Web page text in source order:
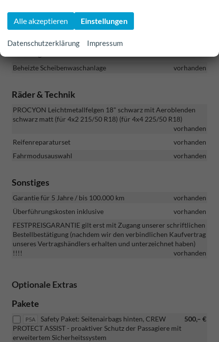
Dachträger - schwarz
Außenspiegel elektrisch verstellbar, anklappbar, beheizt mit
automatischer Dimmung beim Fahrer
Beheizte Scheibenwaschanlage
vorhanden
Räder & Technik
PROCYON Leichtmetallfelgen 18" schwarz mit Aeroblenden
schwarz matt (für 4x2 215/50 R18) (für 4x4 225/50 R18)
vorhanden
Reifenreparaturset
vorhanden
Fahrmodusauswahl
vorhanden
Sonstiges
Garantie für 5 Jahre / bis 100.000 km
vorhanden
Überführungskosten inklusive
vorhanden
FESTPREISGARANTIE gilt erst mit Zugang unserer schriftlichen
Bestellbestätigung (nachdem wir den verbindlichen Kaufvertrag
unseres Vertragshändlers erhalten und unterzeichnet haben)
!!!!
vorhanden
Optionale Extras
Pakete
P5A 500,– €
Safety Paket: Seitenairbags hinten, CREW
PROTECT ASSIST - proaktiver Schutz der Passagiere mit
erweitertem Sicherheitssystem
Alle akzeptieren Einstellungen
Datenschutzerklärung Impressum